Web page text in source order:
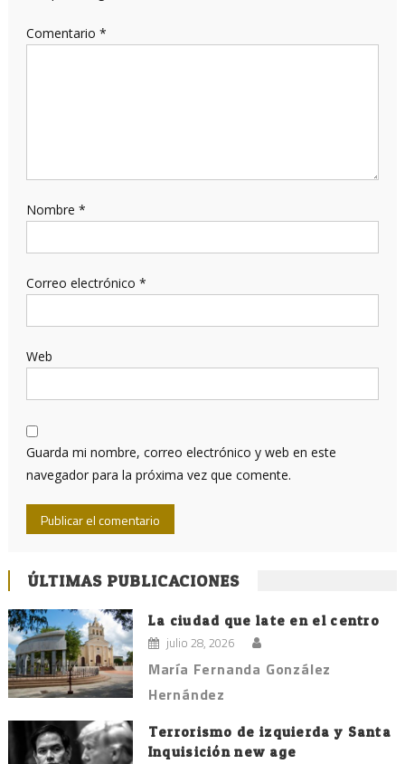
Comentario *
Nombre *
Correo electrónico *
Web
Guarda mi nombre, correo electrónico y web en este
navegador para la próxima vez que comente.
ÚLTIMAS PUBLICACIONES
La ciudad que late en el centro
julio 28, 2026
María Fernanda González
Hernández
Terrorismo de izquierda y Santa
Inquisición new age